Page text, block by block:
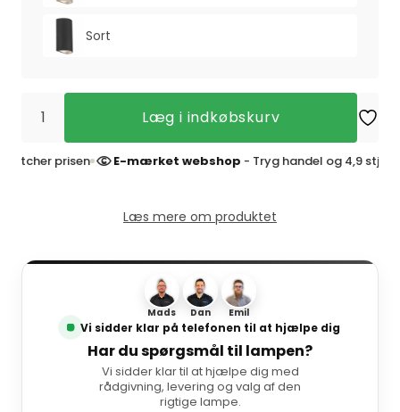
Sort
Læg i indkøbskurv
prisen E-mærket webshop- Tryg handel og 4,9 stjerner
Læs mere om produktet
Mads Dan Emil
Vi sidder klar på telefonen til at hjælpe dig
Har du spørgsmål til lampen?
Vi sidder klar til at hjælpe dig med
rådgivning, levering og valg af den
rigtige lampe.